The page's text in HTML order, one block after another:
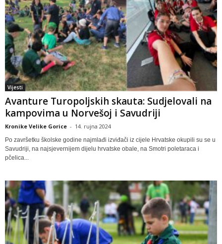
Vijesti
Avanture Turopoljskih skauta: Sudjelovali na
kampovima u Norvešoj i Savudriji
Kronike Velike Gorice - 14. rujna 2024
Po završetku školske godine najmlađi izviđači iz cijele Hrvatske okupili su se u
Savudriji, na najsjevernijem dijelu hrvatske obale, na Smotri poletaraca i
pčelica...